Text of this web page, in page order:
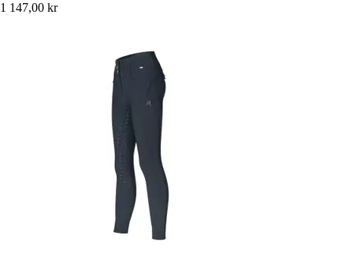
1 147,00 kr